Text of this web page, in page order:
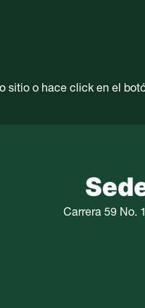
sitio o hace click en el
Carrera 59 No.